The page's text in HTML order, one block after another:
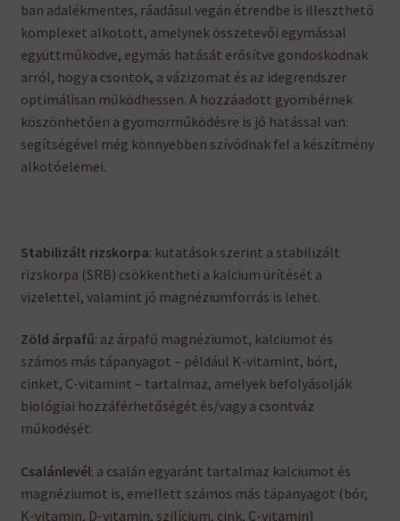
ban adalékmentes, ráadásul vegán étrendbe is illeszthető
komplexet alkotott, amelynek összetevői egymással
együttműködve, egymás hatását erősítve gondoskodnak
arról, hogy a csontok, a vázizomat és az idegrendszer
optimálisan működhessen. A hozzáadott gyömbérnek
köszönhetően a gyomorműködésre is jó hatással van:
segítségével még könnyebben szívódnak fel a készítmény
alkotóelemei.
Stabilizált rizskorpa: kutatások szerint a stabilizált
rizskorpa (SRB) csökkentheti a kalcium ürítését a
vizelettel, valamint jó magnéziumforrás is lehet.
Zöld árpafű: az árpafű magnéziumot, kalciumot és
számos más tápanyagot – például K-vitamint, bórt,
cinket, C-vitamint – tartalmaz, amelyek befolyásolják
biológiai hozzáférhetőségét és/vagy a csontváz
működését.
Csalánlevél: a csalán egyaránt tartalmaz kalciumot és
magnéziumot is, emellett számos más tápanyagot (bór,
K-vitamin, D-vitamin, szilícium, cink, C-vitamin)